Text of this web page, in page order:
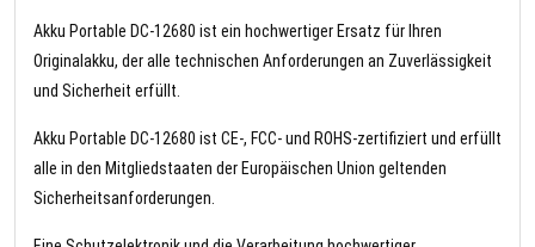
Akku Portable DC-12680 ist ein hochwertiger Ersatz für Ihren
Originalakku, der alle technischen Anforderungen an Zuverlässigkeit
und Sicherheit erfüllt.
Akku Portable DC-12680 ist CE-, FCC- und ROHS-zertifiziert und erfüllt
alle in den Mitgliedstaaten der Europäischen Union geltenden
Sicherheitsanforderungen.